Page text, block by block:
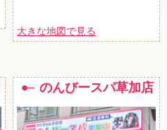
大きな地図で見る
のんびースパ草加店